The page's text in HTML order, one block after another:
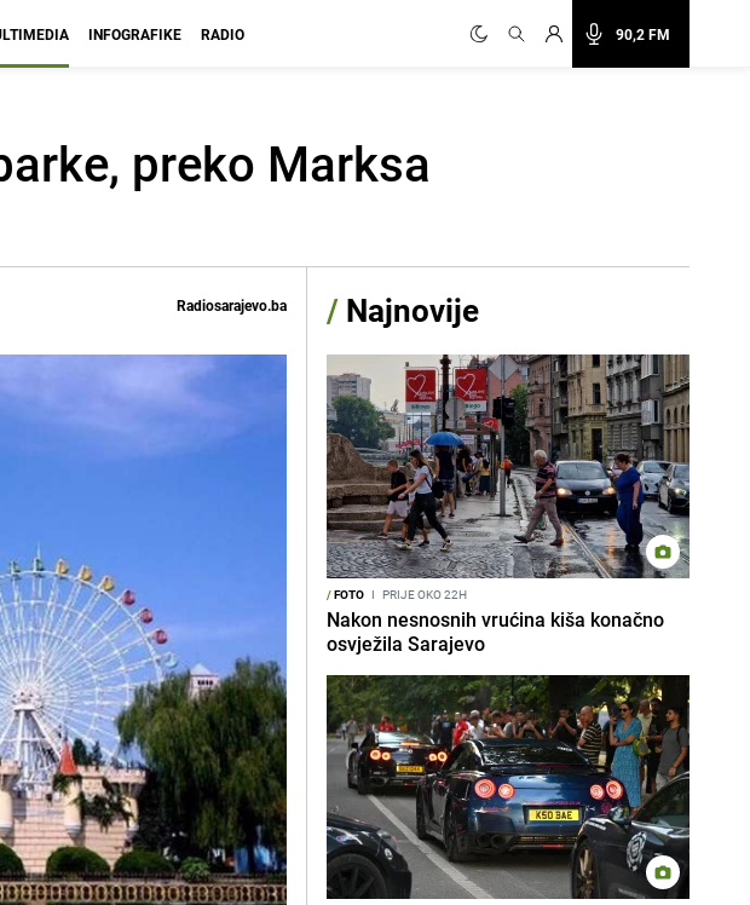
90,2 FM
INFOGRAFIKE RADIO
preko Marksa
Radiosarajevo.ba / Najnovije
/FOTO I PRIJE OKO 22H
Nakon nesnosnih vrućina kiša konačno
osvježila Sarajevo